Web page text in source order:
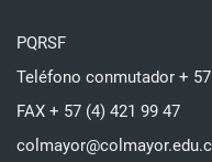
PQRSF
Teléfono conmutador +
FAX + 57 (4) 421 99 47